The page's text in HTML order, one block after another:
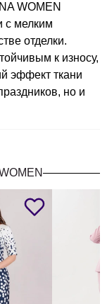
WOMEN
с мелким
отделки.
к износу,
эффект ткани
но и